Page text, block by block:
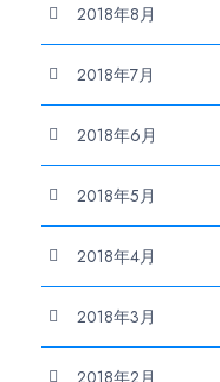
2018年8月
2018年7月
2018年6月
2018年5月
2018年4月
2018年3月
2018年2月